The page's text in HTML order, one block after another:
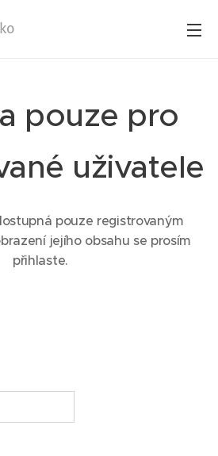
pouze pro
uživatele
pouze registrovaným
jejího obsahu se prosím
přihlaste.